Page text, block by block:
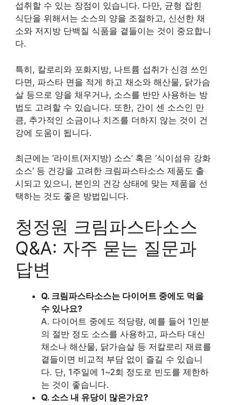
섭취할 수 있는 장점이 있습니다. 다만, 균형 잡힌
식단을 위해서는 소스의 양을 조절하고, 신선한 채
소와 저지방 단백질 식품을 곁들이는 것이 중요합니
다.
특히, 칼로리와 포화지방, 나트륨 섭취가 신경 쓰인
다면, 파스타 면을 적게 하고 채소와 해산물, 닭가슴
살 등으로 양을 채우거나, 소스를 반만 사용하는 방
법도 고려할 수 있습니다. 또한, 간이 센 소스인 만
큼, 추가적인 소금이나 치즈를 더하지 않는 것이 건
강에 도움이 됩니다.
최근에는 ‘라이트(저지방) 소스’ 혹은 ‘식이섬유 강화
소스’ 등 건강을 고려한 크림파스타소스 제품도 출
시되고 있으니, 본인의 건강 상태에 맞는 제품을 선
택하는 것도 좋은 방법입니다.
청정원 크림파스타소스
Q&A: 자주 묻는 질문과
답변
Q. 크림파스타소스는 다이어트 중에도 먹을
수 있나요?
A. 다이어트 중에도 적당량, 예를 들어 1인분
의 절반 정도 소스를 사용하고, 파스타 대신
채소나 해산물, 닭가슴살 등 저칼로리 재료를
곁들이면 비교적 부담 없이 즐길 수 있습니
다. 단, 1주일에 1~2회 정도로 빈도를 제한하
는 것이 좋습니다.
Q. 소스 내 유당이 많은가요?